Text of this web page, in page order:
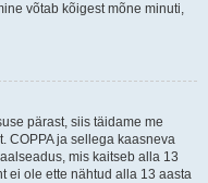
võtab kõigest mõne minuti,
pärast, siis täidame me
COPPA ja sellega kaasneva
mis kaitseb alla 13
ei ole ette nähtud alla 13 aasta